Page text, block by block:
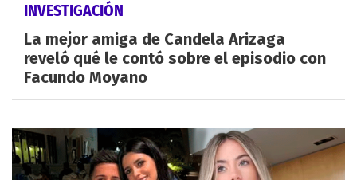
INVESTIGACIÓN
La mejor amiga de Candela Arizaga
reveló qué le contó sobre el episodio con
Facundo Moyano